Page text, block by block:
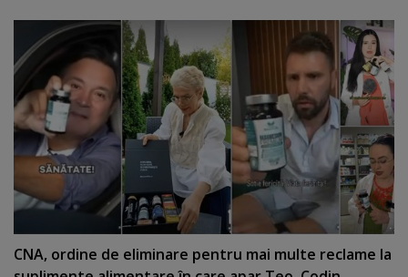
CNA, ordine de eliminare pentru mai multe reclame la